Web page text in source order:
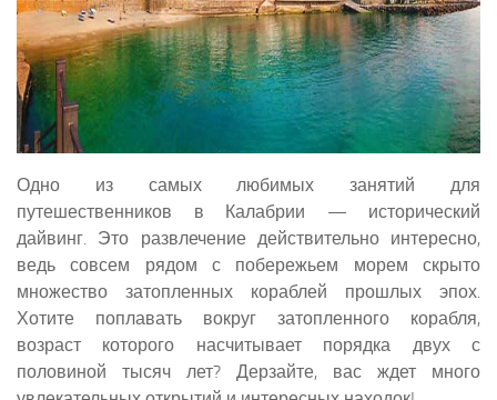
Одно из самых любимых занятий для
путешественников в Калабрии — исторический
дайвинг. Это развлечение действительно интересно,
ведь совсем рядом с побережьем морем скрыто
множество затопленных кораблей прошлых эпох.
Хотите поплавать вокруг затопленного корабля,
возраст которого насчитывает порядка двух с
половиной тысяч лет? Дерзайте, вас ждет много